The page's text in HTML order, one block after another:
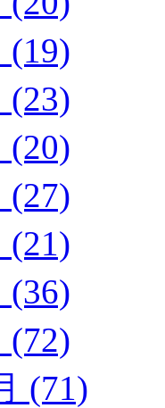
(19)
(23)
(20)
(27)
(21)
(36)
(72)
(71)